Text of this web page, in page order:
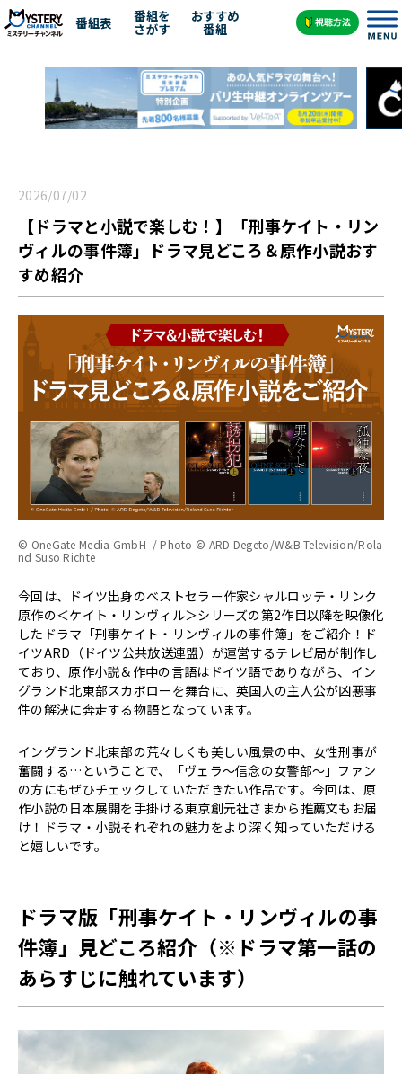
番組表 番組を
さがす
おすすめ
番組
2026/07/02
【ドラマと小説で楽しむ！】「刑事ケイト・リン
ヴィルの事件簿」ドラマ見どころ＆原作小説おす
すめ紹介
© OneGate Media GmbH / Photo © ARD Degeto/W&B Television/Rola
nd Suso Richte
今回は、ドイツ出身のベストセラー作家シャルロッテ・リンク
原作の＜ケイト・リンヴィル＞シリーズの第2作目以降を映像化
したドラマ「刑事ケイト・リンヴィルの事件簿」をご紹介！ド
イツARD（ドイツ公共放送連盟）が運営するテレビ局が制作し
ており、原作小説＆作中の言語はドイツ語でありながら、イン
グランド北東部スカボローを舞台に、英国人の主人公が凶悪事
件の解決に奔走する物語となっています。
イングランド北東部の荒々しくも美しい風景の中、女性刑事が
奮闘する…ということで、「ヴェラ～信念の女警部～」ファン
の方にもぜひチェックしていただきたい作品です。今回は、原
作小説の日本展開を手掛ける東京創元社さまから推薦文もお届
け！ドラマ・小説それぞれの魅力をより深く知っていただける
と嬉しいです。
ドラマ版「刑事ケイト・リンヴィルの事
件簿」見どころ紹介（※ドラマ第一話の
あらすじに触れています）